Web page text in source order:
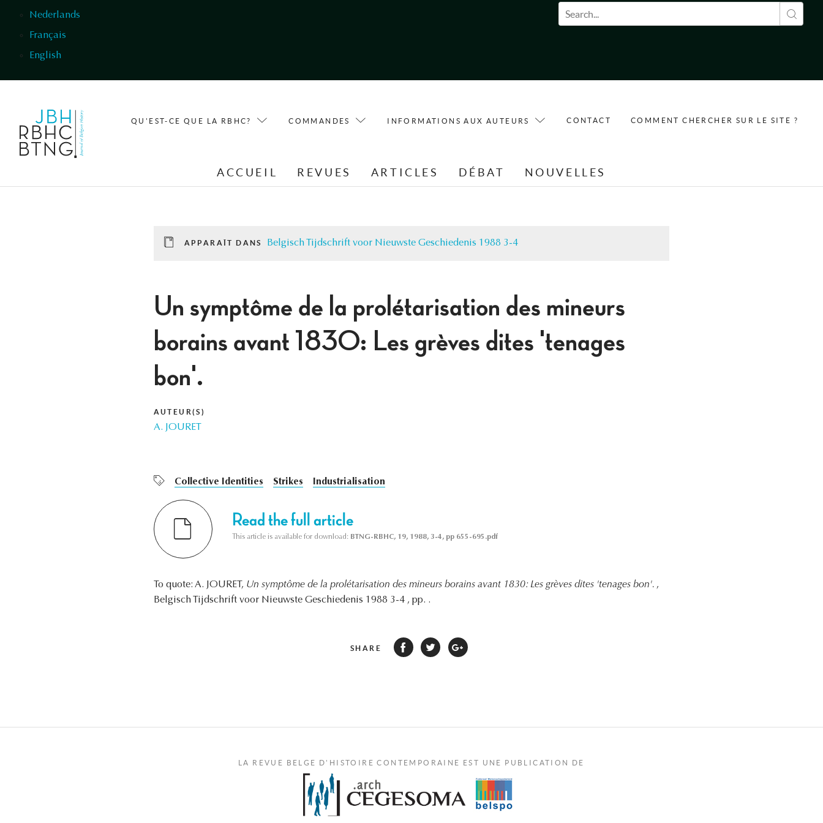
Nederlands
Français
English
Formulaire de recherche
QU'EST-CE QUE LA RBHC? COMMANDES INFORMATIONS AUX AUTEURS CONTACT COMMENT CHERCHER SUR LE SITE ?
ACCUEIL REVUES ARTICLES DÉBAT NOUVELLES
APPARAÎT DANS Belgisch Tijdschrift voor Nieuwste Geschiedenis 1988 3-4
Un symptôme de la prolétarisation des mineurs
borains avant 1830: Les grèves dites 'tenages
bon'.
AUTEUR(S)
A. JOURET
Collective Identities Strikes Industrialisation
Read the full article
This article is available for download: BTNG-RBHC, 19, 1988, 3-4, pp 655-695.pdf
To quote: A. JOURET, Un symptôme de la prolétarisation des mineurs borains avant 1830: Les grèves dites 'tenages bon'. ,
Belgisch Tijdschrift voor Nieuwste Geschiedenis 1988 3-4 , pp. .
SHARE
LA REVUE BELGE D'HISTOIRE CONTEMPORAINE EST UNE PUBLICATION DE